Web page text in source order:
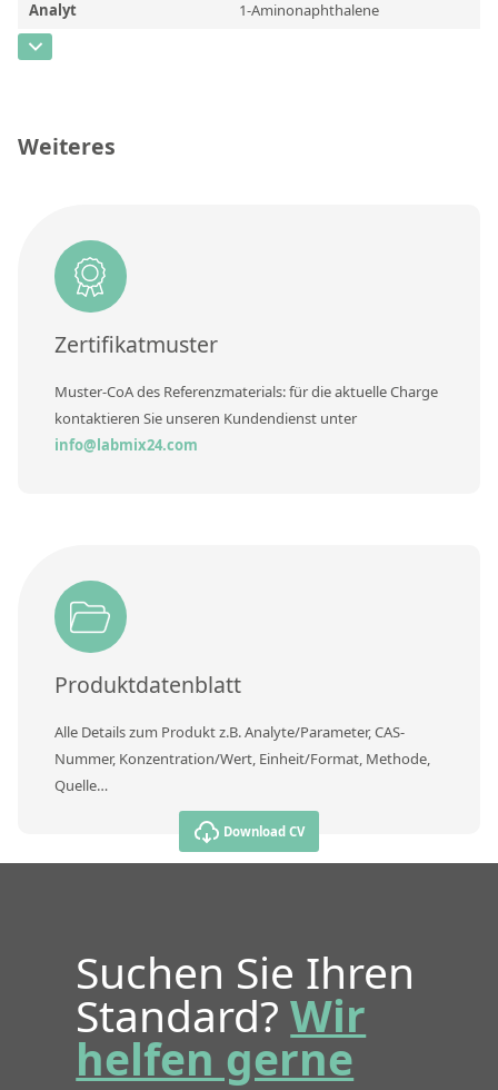
Analyt 1-Aminonaphthalene
CAS-Nummer
Einheit
Weiteres
Zertifikatmuster
Muster-CoA des Referenzmaterials: für die aktuelle Charge
kontaktieren Sie unseren Kundendienst unter
info@labmix24.com
Produktdatenblatt
Alle Details zum Produkt z.B. Analyte/Parameter, CAS-
Nummer, Konzentration/Wert, Einheit/Format, Methode,
Quelle…
Download CV
Suchen Sie Ihren
Standard?Wir
helfen gerne